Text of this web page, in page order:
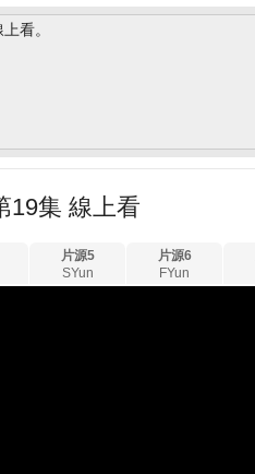
看。
19集 線上看
片源5
SYun
片源6
FYun